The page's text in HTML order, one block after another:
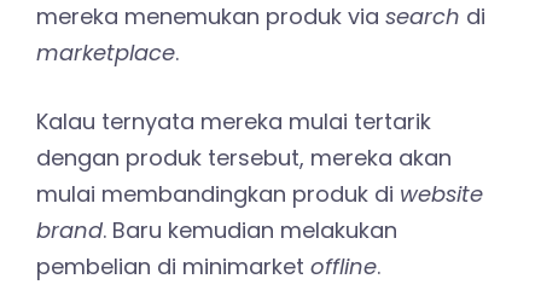
mereka menemukan produk via search di
marketplace.
Kalau ternyata mereka mulai tertarik
dengan produk tersebut, mereka akan
mulai membandingkan produk di website
brand. Baru kemudian melakukan
pembelian di minimarket offline.